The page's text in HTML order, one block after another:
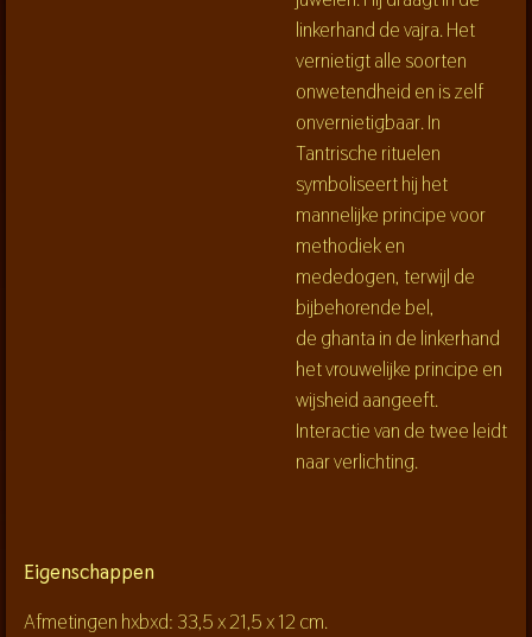
linkerhand devajra. Het
vernietigt alle soorten
onwetendheid en is zelf
onvernietigbaar. In
Tantrische rituelen
symboliseert hij het
mannelijke principe voor
methodiek en
mededogen, terwijl de
bijbehorende bel,
de ghanta in de linkerhand
het vrouwelijke principe en
wijsheid aangeeft.
Interactie van de twee leidt
naar verlichting.
Eigenschappen
Afmetingen hxbxd: 33,5 x 21,5 x 12 cm.